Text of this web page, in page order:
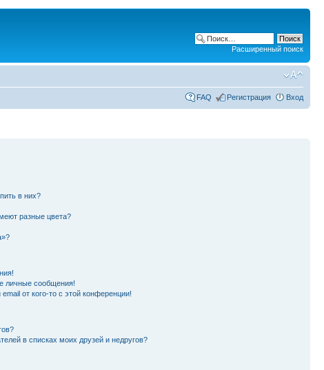
Расширенный поиск
FAQ Регистрация Вход
в них?
разные цвета?
личные сообщения!
от кого-то с этой конференции!
в списках моих друзей и недругов?